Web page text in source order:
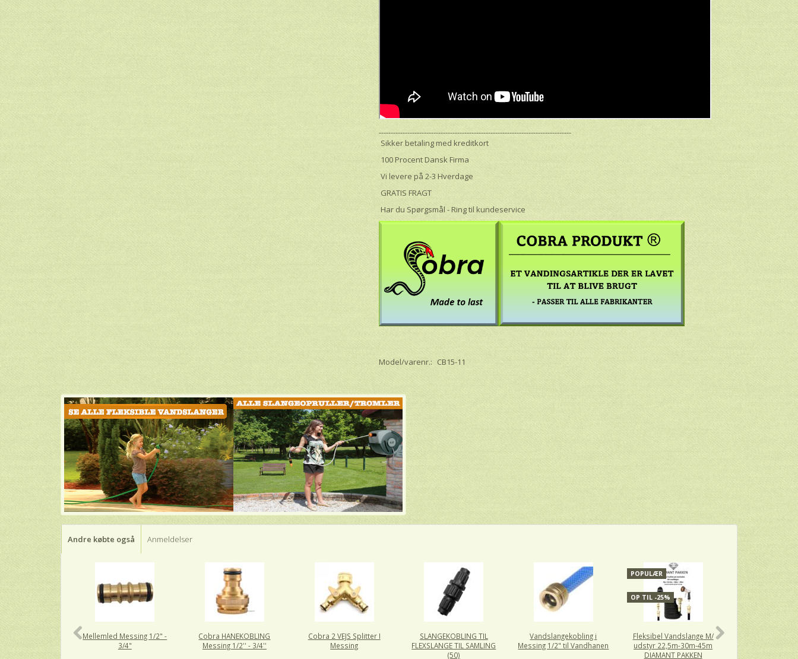
---------------------------------------------------------------------------------
Sikker betaling med kreditkort
100 Procent Dansk Firma
Vi levere på 2-3 Hverdage
GRATIS FRAGT
Har du Spørgsmål - Ring til kundeservice
Model/varenr.: CB15-11
Andre købte også Anmeldelser
Mellemled Messing 1/2" -
3/4"
Cobra HANEKOBLING
Messing 1/2'' - 3/4''
Cobra 2 VEJS Splitter I
Messing
SLANGEKOBLING TIL
FLEXSLANGE TIL SAMLING
(50)
Vandslangekobling i
Messing 1/2" til Vandhanen
POPULÆR
OP TIL -25%
Fleksibel Vandslange M/
udstyr 22,5m-30m-45m
DIAMANT PAKKEN
Cobra